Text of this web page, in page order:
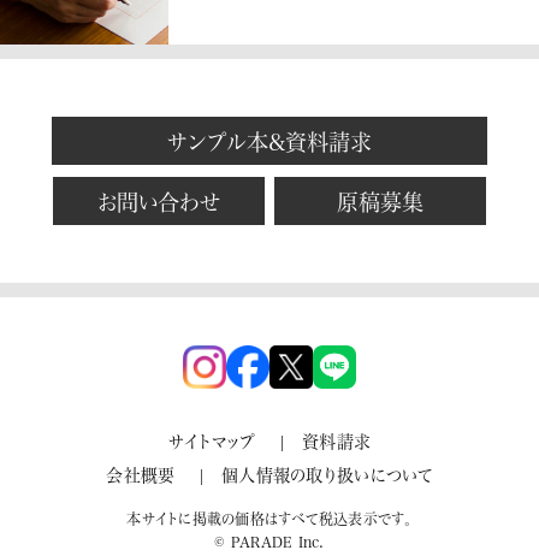
サンプル本&資料請求
お問い合わせ 原稿募集
サイトマップ
資料請求
会社概要
個人情報の取り扱いについて
本サイトに掲載の価格はすべて税込表示です。
© PARADE Inc.